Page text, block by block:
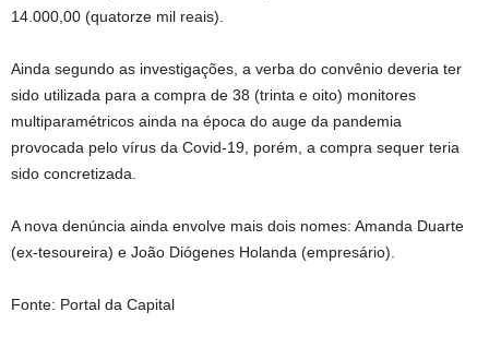
14.000,00 (quatorze mil reais).
Ainda segundo as investigações, a verba do convênio deveria ter
sido utilizada para a compra de 38 (trinta e oito) monitores
multiparamétricos ainda na época do auge da pandemia
provocada pelo vírus da Covid-19, porém, a compra sequer teria
sido concretizada.
A nova denúncia ainda envolve mais dois nomes: Amanda Duarte
(ex-tesoureira) e João Diógenes Holanda (empresário).
Fonte: Portal da Capital